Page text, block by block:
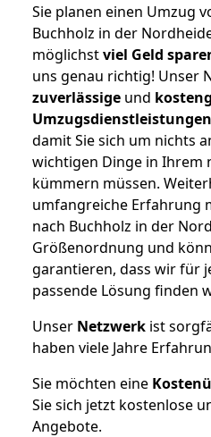
Sie planen einen Umzug
Buchholz in der
möglichstviel Geld
uns genau richtig! Unser
zuverlässige und
Umzugsdienstleistungen
damit Sie sich um nichts
wichtigen Dinge in Ihrem
kümmern müssen.
umfangreiche Erfahrung
nach Buchholz in der
Größenordnung und
garantieren, dass wir für
passende Lösung finden
Unser Netzwerk ist
haben viele Jahre
Sie möchten eine
Sie sich jetzt kostenlose
Angebote.